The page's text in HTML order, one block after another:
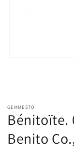
fenêtre
GEMMESTO
Bénitoïte.
Benito